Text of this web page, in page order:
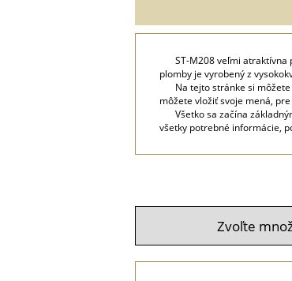
ST-M208 veľmi atraktívna
plomby je vyrobený z
Na tejto stránke si
môžete vložiť svoje mená,
Všetko sa začína
všetky potrebné informácie,